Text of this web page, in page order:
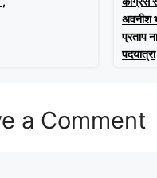
अवनीश
प्रताप
पदयात्रा
a Comment